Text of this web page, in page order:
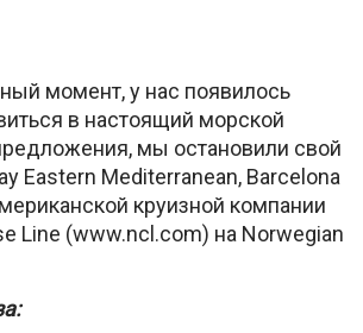
момент, у нас появилось
в настоящий морской
мы остановили свой
Eastern Mediterranean, Barcelona
круизной компании
Line (www.ncl.com) на Norwegian